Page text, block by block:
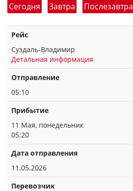
Сегодня
Завтра Послезавтра
Рейс
Суздаль-Владимир
Детальная информация
Отправление
05:10
Прибытие
11 Мая, понедельник
05:20
Дата отправления
11.05.2026
Перевозчик